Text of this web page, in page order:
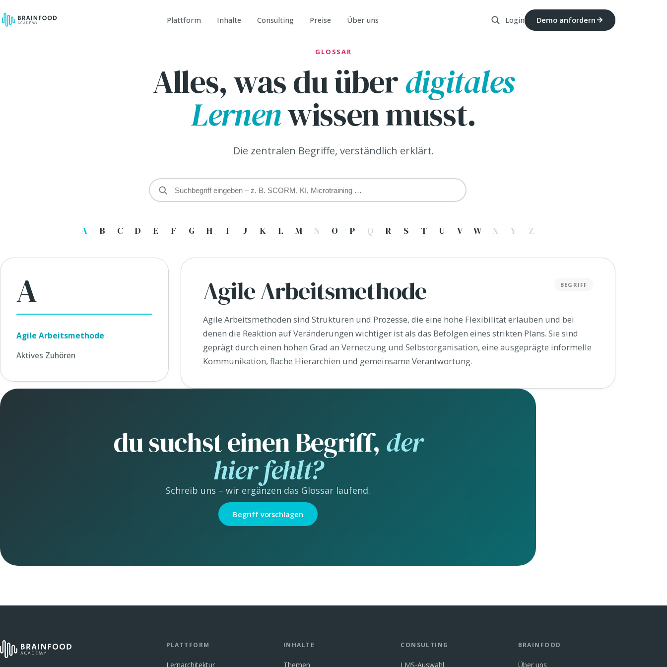
Plattform Inhalte Consulting Preise Über uns Login Demo anfordern
GLOSSAR
Alles, was du überdigitales
Lernenwissen musst.
Die zentralen Begriffe, verständlich erklärt.
A B C D E F G H I J K L M N O P Q R S T U V W X Y Z
A
Agile Arbeitsmethode
Aktives Zuhören
Agile Arbeitsmethode BEGRIFF
Agile Arbeitsmethoden sind Strukturen und Prozesse, die eine hohe Flexibilität erlauben und bei
denen die Reaktion auf Veränderungen wichtiger ist als das Befolgen eines strikten Plans. Sie sind
geprägt durch einen hohen Grad an Vernetzung und Selbstorganisation, eine ausgeprägte informelle
Kommunikation, flache Hierarchien und gemeinsame Verantwortung.
du suchst einen Begriff, der
hier fehlt?
Schreib uns – wir ergänzen das Glossar laufend.
Begriff vorschlagen
PLATTFORM
Lernarchitektur
INHALTE
Themen
CONSULTING
LMS-Auswahl
BRAINFOOD
Über uns